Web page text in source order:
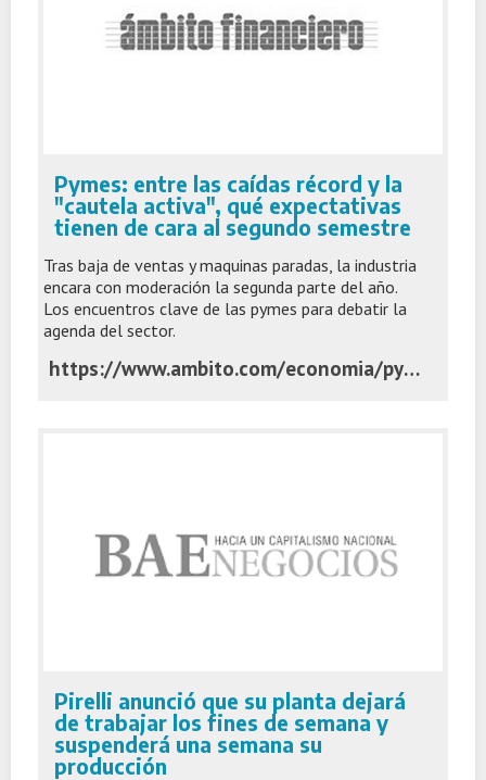
Pymes: entre las caídas récord y la
"cautela activa", qué expectativas
tienen de cara al segundo semestre
Tras baja de ventas y maquinas paradas, la industria
encara con moderación la segunda parte del año.
Los encuentros clave de las pymes para debatir la
agenda del sector.
https://www.ambito.com/economia/pymes-las-caidas-record-y-la-cautela-activa-que-expectativas-tienen-cara-al-segundo-semestre-n6284286
Pirelli anunció que su planta dejará
de trabajar los fines de semana y
suspenderá una semana su
producción